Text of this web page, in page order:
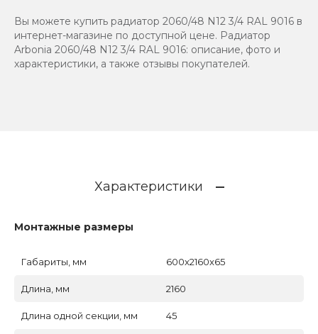
Вы можете купить радиатор 2060/48 N12 3/4 RAL 9016 в
интернет-магазине по доступной цене. Радиатор
Arbonia 2060/48 N12 3/4 RAL 9016: описание, фото и
характеристики, а также отзывы покупателей.
Характеристики
Монтажные размеры
Габариты, мм 600x2160x65
Длина, мм 2160
Длина одной секции, мм 45